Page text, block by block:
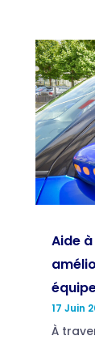
Aide
17 Juin
À